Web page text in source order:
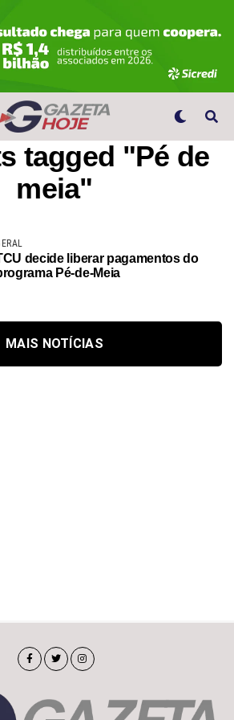
tagged "Pé de
meia"
decide liberar pagamentos do
Pé-de-Meia
MAIS NOTÍCIAS